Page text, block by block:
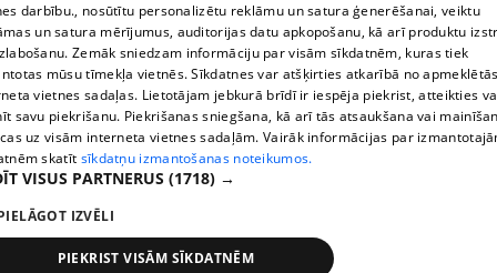
1188 datu bāzes, tās daļas vai datu bāzē iekļautās informācijas,
vai informācijas daļas pavairošana vai izplatīšana jebkādā formā
stingri aizliegta. Tāpat arī ir aizliegta lejupielāde automātiskā
režīmā. Jebkura 1188 web lapā publicētā materiāla
pārpublicēšana ir kategoriski aizliegta bez 1188 web lapas
redakcijas atļaujas.
Portāla palīdzības dienests: e-pasts -
IzstrādātsSIA Helio Media2004-2026
darbību., nosūtītu personalizētu reklāmu un satura ģenerēšanai, veiktu
un satura mērījumus, auditorijas datu apkopošanu, kā arī produktu
Zemāk sniedzam informāciju par visām sīkdatnēm, kuras tiek
mūsu tīmekļa vietnēs. Sīkdatnes var atšķirties atkarībā no
vietnes sadaļas. Lietotājam jebkurā brīdī ir iespēja piekrist, atteikties
savu piekrišanu. Piekrišanas sniegšana, kā arī tās atsaukšana vai
uz visām interneta vietnes sadaļām. Vairāk informācijas par
skatīt sīkdatņu izmantošanas noteikumos.
VISUS PARTNERUS (1718) →
IZVĒLI
PIEKRIST VISĀM SĪKDATNĒM